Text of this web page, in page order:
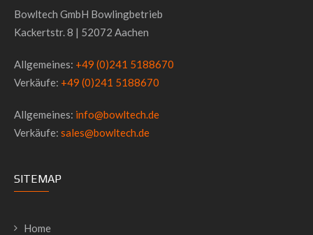
Bowltech GmbH Bowlingbetrieb
Kackertstr. 8 | 52072 Aachen
Allgemeines: +49 (0)241 5188670
Verkäufe: +49 (0)241 5188670
Allgemeines: info@bowltech.de
Verkäufe: sales@bowltech.de
SITEMAP
Home